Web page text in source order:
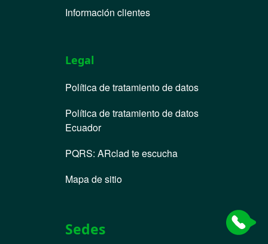
Información clientes
Legal
Política de tratamiento de datos
Política de tratamiento de datos
Ecuador
PQRS: ARclad te escucha
Mapa de sitio
Sedes